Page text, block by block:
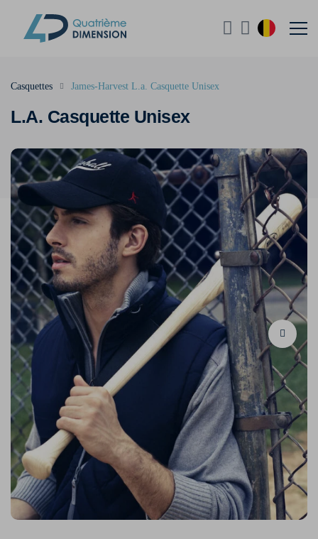
L.A. Casquette Unisex
Casquettes James-Harvest L.a. Casquette Unisex